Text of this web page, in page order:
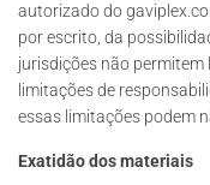
autorizado do
por escrito, da
jurisdições não
limitações de
essas limitações podem
Exatidão dos materiais